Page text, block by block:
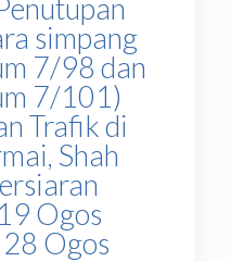
simpang
7/98 dan
7/101)
Trafik di
Shah
Ogos
Ogos